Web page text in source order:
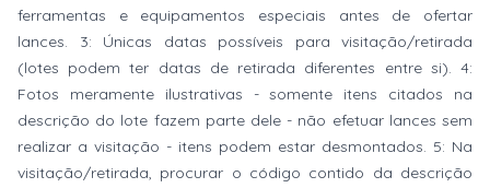
ferramentas e equipamentos especiais antes de ofertar
lances. 3: Únicas datas possíveis para visitação/retirada
(lotes podem ter datas de retirada diferentes entre si). 4:
Fotos meramente ilustrativas - somente itens citados na
descrição do lote fazem parte dele - não efetuar lances sem
realizar a visitação - itens podem estar desmontados. 5: Na
visitação/retirada, procurar o código contido da descrição